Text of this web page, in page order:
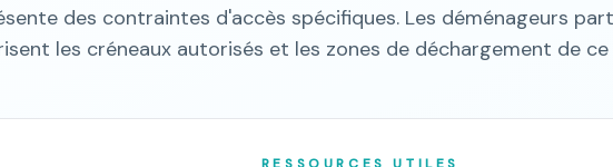
des contraintes d'accès spécifiques. Les déménageurs
les créneaux autorisés et les zones de déchargement de